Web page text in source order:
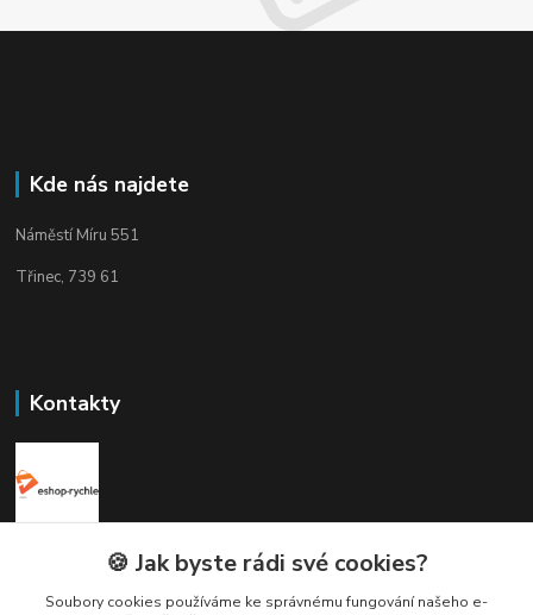
Kde nás najdete
Náměstí Míru 551
Třinec, 739 61
Kontakty
Petr Nedvídek
🍪 Jak byste rádi své cookies?
Soubory cookies používáme ke správnému fungování našeho e-